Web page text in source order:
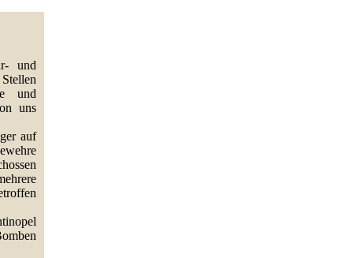
und
und
uns
auf